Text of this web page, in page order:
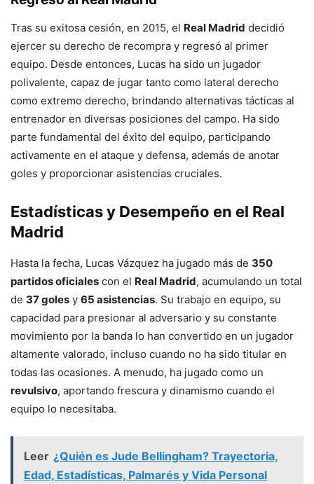
Tras su exitosa cesión, en 2015, el Real Madrid decidió
ejercer su derecho de recompra y regresó al primer
equipo. Desde entonces, Lucas ha sido un jugador
polivalente, capaz de jugar tanto como lateral derecho
como extremo derecho, brindando alternativas tácticas al
entrenador en diversas posiciones del campo. Ha sido
parte fundamental del éxito del equipo, participando
activamente en el ataque y defensa, además de anotar
goles y proporcionar asistencias cruciales.
Estadísticas y Desempeño en el Real
Madrid
Hasta la fecha, Lucas Vázquez ha jugado más de 350
partidos oficiales con el Real Madrid, acumulando un total
de 37 goles y 65 asistencias. Su trabajo en equipo, su
capacidad para presionar al adversario y su constante
movimiento por la banda lo han convertido en un jugador
altamente valorado, incluso cuando no ha sido titular en
todas las ocasiones. A menudo, ha jugado como un
revulsivo, aportando frescura y dinamismo cuando el
equipo lo necesitaba.
Leer ¿Quién es Jude Bellingham? Trayectoria,
Edad, Estadísticas, Palmarés y Vida Personal